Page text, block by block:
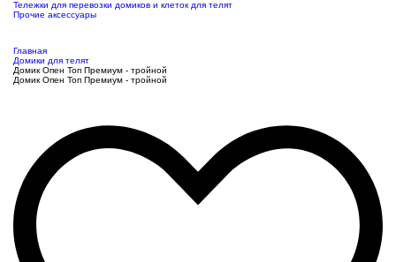
Тележки для перевозки домиков и клеток для телят
Прочие аксессуары
Главная
Домики для телят
Домик Опен Топ Премиум - тройной
Домик Опен Топ Премиум - тройной